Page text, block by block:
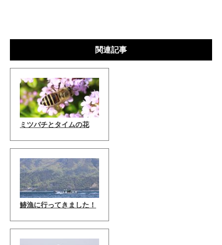
関連記事
ミツバチとタイムの花
鰆漁に行ってきました！